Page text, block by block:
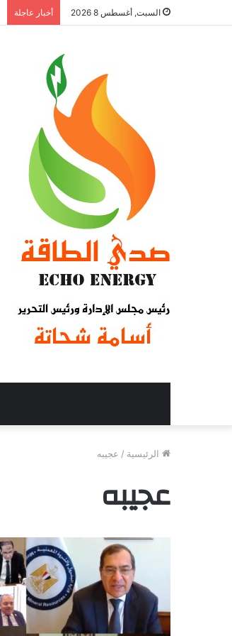
السبت, أغسطس 8 2026 أخبار عاجلة
الرئيسية / عجيبه
عجيبه